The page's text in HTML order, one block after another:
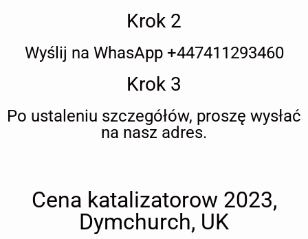
Krok 2
Wyślij na WhasApp +447411293460
Krok 3
Po ustaleniu szczegółów, proszę wysłać
na nasz adres.
Cena katalizatorow 2023,
Dymchurch, UK